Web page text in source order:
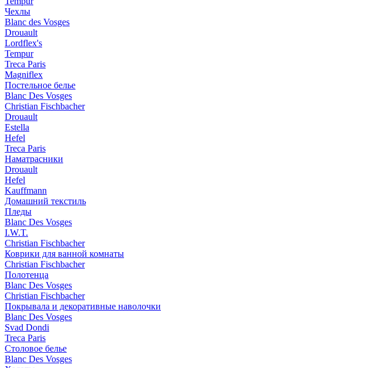
Чехлы
Blanc des Vosges
Drouault
Lordflex's
Tempur
Treca Paris
Magniflex
Постельное белье
Blanc Des Vosges
Christian Fischbacher
Drouault
Estella
Hefel
Treca Paris
Наматрасники
Drouault
Hefel
Kauffmann
Домашний текстиль
Пледы
Blanc Des Vosges
I.W.T.
Christian Fischbacher
Коврики для ванной комнаты
Christian Fischbacher
Полотенца
Blanc Des Vosges
Christian Fischbacher
Покрывала и декоративные наволочки
Blanc Des Vosges
Svad Dondi
Treca Paris
Столовое белье
Blanc Des Vosges